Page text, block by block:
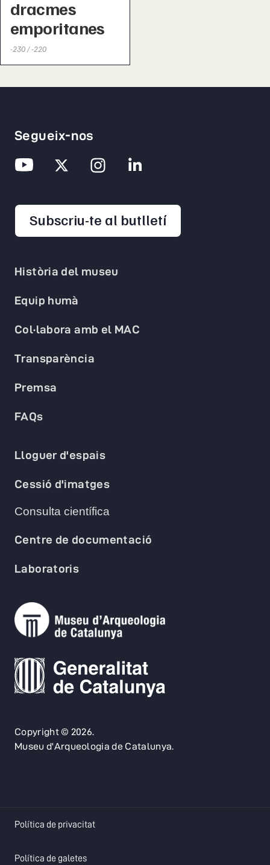
dracmes
emporitanes
-230 / -220
Copyright © 2026.
Museu d'Arqueologia de Catalunya.
Història del museu
Equip humà
Col·labora amb el MAC
Transparència
Premsa
FAQs
Lloguer d'espais
Cessió d'imatges
Consulta científica
Centre de documentació
Laboratoris
Segueix-nos
Subscriu-te al butlletíopens in a new
Política de privacitatopens in a new tab
Política de galetesopens in a new tab